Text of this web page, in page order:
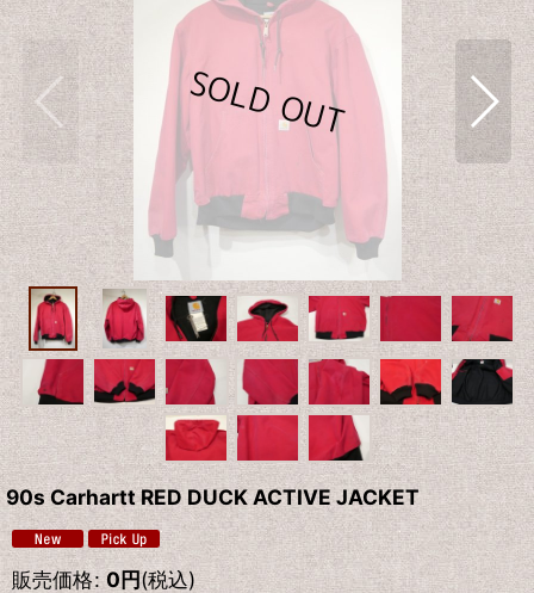
90s Carhartt RED DUCK ACTIVE JACKET
販売価格: 0円(税込)